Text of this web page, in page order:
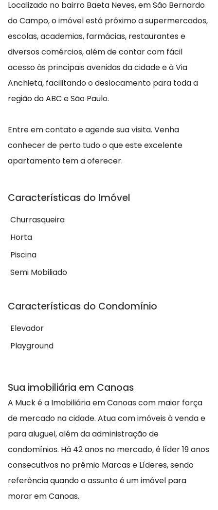
Localizado no bairro Baeta Neves, em São Bernardo
do Campo, o imóvel está próximo a supermercados,
escolas, academias, farmácias, restaurantes e
diversos comércios, além de contar com fácil
acesso às principais avenidas da cidade e à Via
Anchieta, facilitando o deslocamento para toda a
região do ABC e São Paulo.
Entre em contato e agende sua visita. Venha
conhecer de perto tudo o que este excelente
apartamento tem a oferecer.
Características do Imóvel
Churrasqueira
Horta
Piscina
Semi Mobiliado
Características do Condomínio
Elevador
Playground
Sua imobiliária em Canoas
A Muck é a Imobiliária em Canoas com maior força
de mercado na cidade. Atua com imóveis à venda e
para aluguel, além da administração de
condomínios. Há 42 anos no mercado, é líder 19 anos
consecutivos no prêmio Marcas e Líderes, sendo
referência quando o assunto é um imóvel para
morar em Canoas.